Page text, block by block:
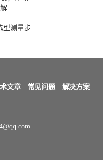
型测量步
文章 常见问题
解决方案